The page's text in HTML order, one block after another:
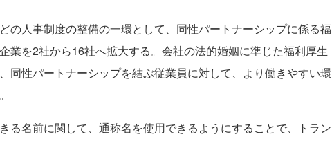
の人事制度の整備の一環として、同性パートナーシップに係る福
業を2社から16社へ拡大する。会社の法的婚姻に準じた福利厚生
同性パートナーシップを結ぶ従業員に対して、より働きやすい環
る名前に関して、通称名を使用できるようにすることで、トラン